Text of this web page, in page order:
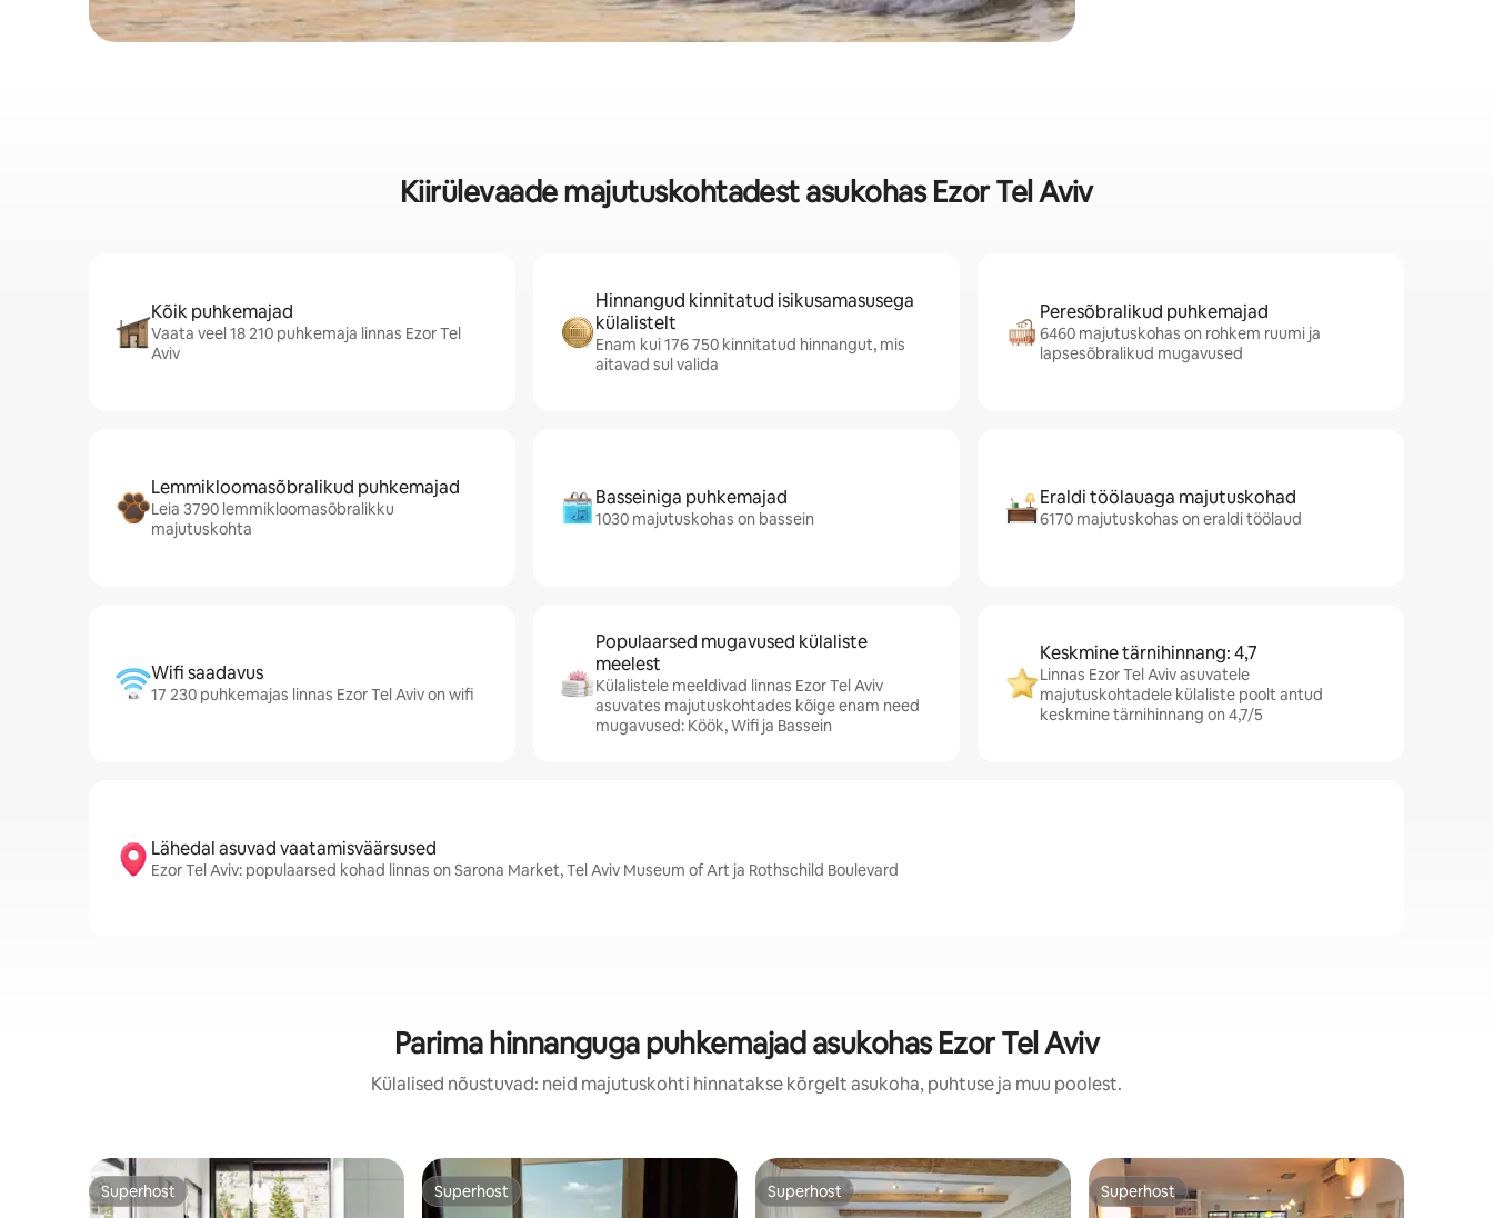
Kiirülevaade majutuskohtadest asukohas Ezor Tel Aviv
Kõik puhkemajad
Vaata veel 18 210 puhkemaja linnas Ezor Tel
Aviv
Hinnangud kinnitatud isikusamasusega
külalistelt
Enam kui 176 750 kinnitatud hinnangut, mis
aitavad sul valida
Peresõbralikud puhkemajad
6460 majutuskohas on rohkem ruumi ja
lapsesõbralikud mugavused
Lemmikloomasõbralikud puhkemajad
Leia 3790 lemmikloomasõbralikku
majutuskohta
Basseiniga puhkemajad
1030 majutuskohas on bassein
Eraldi töölauaga majutuskohad
6170 majutuskohas on eraldi töölaud
Wifi saadavus
17 230 puhkemajas linnas Ezor Tel Aviv on wifi
Populaarsed mugavused külaliste
meelest
Külalistele meeldivad linnas Ezor Tel Aviv
asuvates majutuskohtades kõige enam need
mugavused: Köök, Wifi ja Bassein
Keskmine tärnihinnang: 4,7
Linnas Ezor Tel Aviv asuvatele
majutuskohtadele külaliste poolt antud
keskmine tärnihinnang on 4,7/5
Lähedal asuvad vaatamisväärsused
Ezor Tel Aviv: populaarsed kohad linnas on Sarona Market, Tel Aviv Museum of Art ja Rothschild Boulevard
Parima hinnanguga puhkemajad asukohas Ezor Tel Aviv
Külalised nõustuvad: neid majutuskohti hinnatakse kõrgelt asukoha, puhtuse ja muu poolest.
Superhost
Superhost Superhost
Superhost Superhost
Superhost Superhost
Superhost